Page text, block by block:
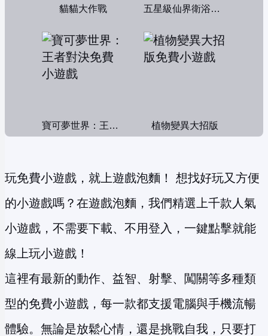
貓貓大作戰 五星級仙界衛浴帝國
寶可夢世界：王者對決 植物變異大招版
玩免費小遊戲，就上遊戲泡麵！ 想找好玩又方便
的小遊戲嗎？在遊戲泡麵，我們精選上千款人氣
小遊戲，不需要下載、不用登入，一鍵點擊就能
線上玩小遊戲！
這裡有最新的動作、益智、射擊、闖關等多種類
型的免費小遊戲，每一款都支援電腦與手機流暢
體驗。無論是放鬆心情，還是挑戰自我，只要打